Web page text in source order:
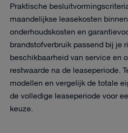
Praktische
maandelijkse leasekosten
onderhoudskosten en
brandstofverbruik passend bij je
beschikbaarheid van service en
restwaarde na de leaseperiode.
modellen en vergelijk de totale
de volledige leaseperiode voor
keuze.